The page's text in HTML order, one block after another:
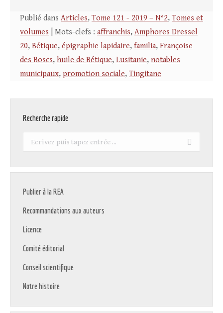
Publié dans Articles, Tome 121 - 2019 – N°2, Tomes et
volumes | Mots-clefs : affranchis, Amphores Dressel
20, Bétique, épigraphie lapidaire, familia, Françoise
des Boscs, huile de Bétique, Lusitanie, notables
municipaux, promotion sociale, Tingitane
Recherche rapide
Recherche
Publier à la REA
Recommandations aux auteurs
Licence
Comité éditorial
Conseil scientifique
Notre histoire